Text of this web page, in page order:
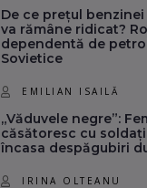
De ce prețul
va rămâne ridicat?
dependentă de
Sovietice
EMILIAN ISAILĂ
„Văduvele negre”:
căsătoresc cu
încasa despăgubiri
IRINA OLTEANU